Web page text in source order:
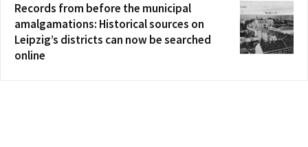
Records from before the municipal
amalgamations: Historical sources on
Leipzig’s districts can now be searched
online